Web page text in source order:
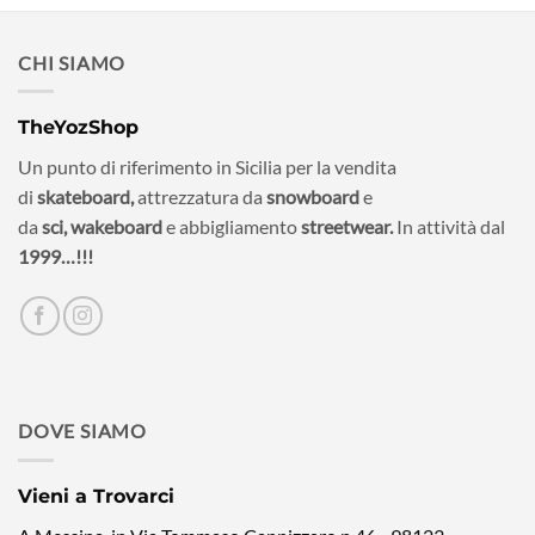
CHI SIAMO
TheYozShop
Un punto di riferimento in Sicilia per la vendita
di skateboard,attrezzatura da snowboarde
da sci,wakeboarde abbigliamentostreetwear.In attività dal
1999…!!!
DOVE SIAMO
Vieni a Trovarci